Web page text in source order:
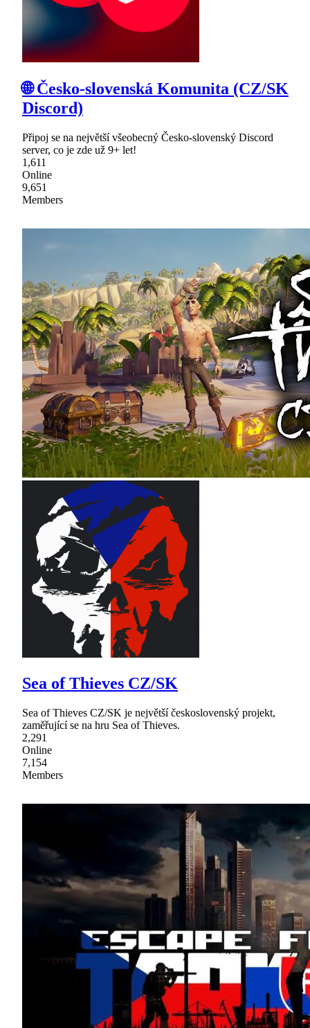
🌐 Česko-slovenská Komunita (CZ/SK
Discord)
Připoj se na největší všeobecný Česko-slovenský Discord
server, co je zde už 9+ let!
1,611
Online
9,651
Members
Sea of Thieves CZ/SK
Sea of Thieves CZ/SK je největší československý projekt,
zaměřující se na hru Sea of Thieves.
2,291
Online
7,154
Members